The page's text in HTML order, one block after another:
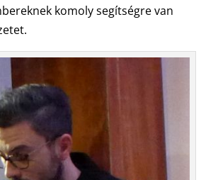
komoly segítségre van